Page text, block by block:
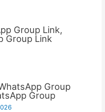
Group Link,
Group Link
Group
Group